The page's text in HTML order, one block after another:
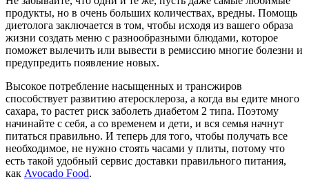
продукты, но в очень больших количествах, вредны. Помощь
диетолога заключается в том, чтобы исходя из вашего образа
жизни создать меню с разнообразными блюдами, которое
поможет вылечить или вывести в ремиссию многие болезни и
предупредить появление новых.
Высокое потребление насыщенных и трансжиров
способствует развитию атеросклероза, а когда вы едите много
сахара, то растет риск заболеть диабетом 2 типа. Поэтому
начинайте с себя, а со временем и дети, и вся семья начнут
питаться правильно. И теперь для того, чтобы получать все
необходимое, не нужно стоять часами у плиты, потому что
есть такой удобный сервис доставки правильного питания,
как Avocado Food.